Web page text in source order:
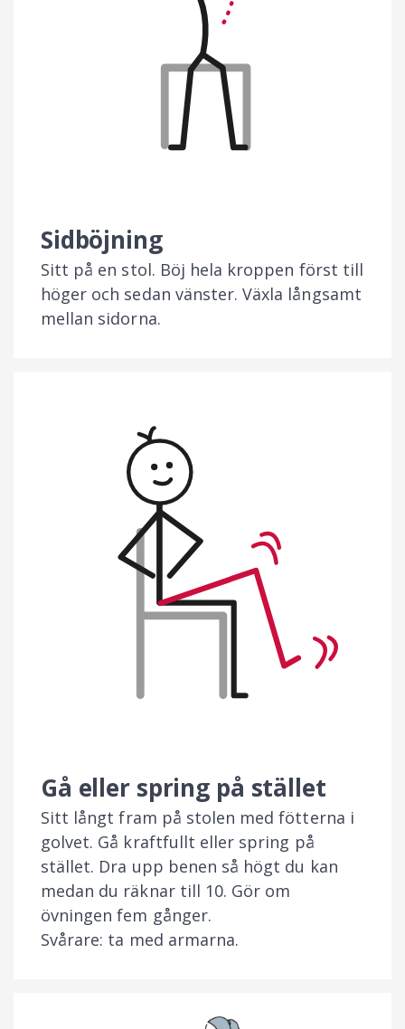
Sidböjning
Sitt på en stol. Böj hela kroppen först till
höger och sedan vänster. Växla långsamt
mellan sidorna.
Gå eller spring på stället
Sitt långt fram på stolen med fötterna i
golvet. Gå kraftfullt eller spring på
stället. Dra upp benen så högt du kan
medan du räknar till 10. Gör om
övningen fem gånger.
Svårare: ta med armarna.